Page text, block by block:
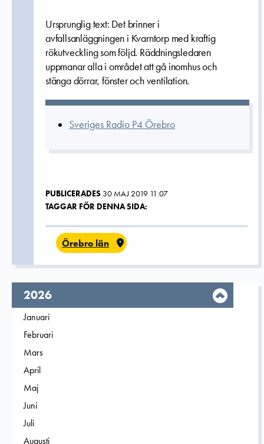
Ursprunglig text: Det brinner i
avfallsanläggningen i Kvarntorp med kraftig
rökutveckling som följd. Räddningsledaren
uppmanar alla i området att gå inomhus och
stänga dörrar, fönster och ventilation.
Sveriges Radio P4 Örebro
PUBLICERADES 30 MAJ 2019 11:07
TAGGAR FÖR DENNA SIDA:
Örebro län
År,
2026
Filtrera på
Januari
Filtrera på
Februari
Filtrera på
Mars
Filtrera på
April
Filtrera på
Maj
Filtrera på
Juni
Filtrera på
Juli
Filtrera på
Augusti